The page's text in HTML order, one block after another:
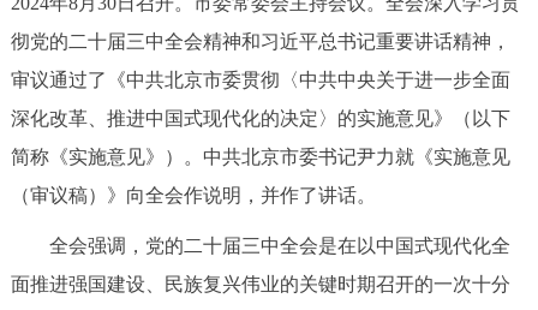
政策兑现 政策解读 回应关切
决策公开 专题公开
政务服务
彻党的二十届三中全会精神和习近平总书记重要讲话精神，
审议通过了《中共北京市委贯彻〈中共中央关于进一步全面
深化改革、推进中国式现代化的决定〉的实施意见》（以下
简称《实施意见》）。中共北京市委书记尹力就《实施意见
（审议稿）》向全会作说明，并作了讲话。
全会强调，党的二十届三中全会是在以中国式现代化全
面推进强国建设、民族复兴伟业的关键时期召开的一次十分